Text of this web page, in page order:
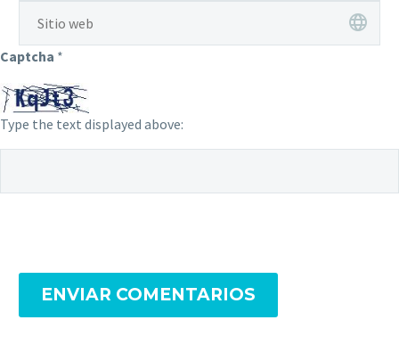
Captcha *
Type the text displayed above:
ENVIAR COMENTARIOS